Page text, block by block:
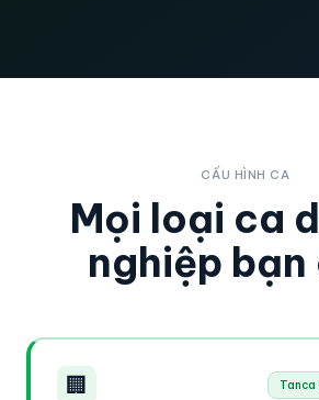
CẤU HÌNH CA
Mọi loại ca
nghiệp bạn
🏢 Tanca